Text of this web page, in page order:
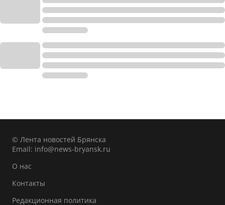
© Лента новостей Брянска
Email: info@news-bryansk.ru
О нас
Контакты
Редакционная политика